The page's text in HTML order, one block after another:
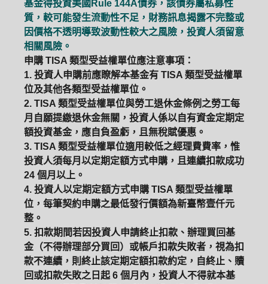
基金得投資美國Rule 144A債券，該債券屬私募性
質，較可能發生流動性不足，財務訊息揭露不完整或
因價格不透明導致波動性較大之風險，投資人須留意
相關風險。
申購 TISA 類型受益權單位應注意事項：
1. 投資人申購前應瞭解本基金有 TISA 類型受益權單
位及其他各類型受益權單位。
2. TISA 類型受益權單位與勞工退休金條例之勞工每
月自願提繳退休金無關，投資人係以自有資金定期定
額投資基金，應自負盈虧，且無稅賦優惠。
3. TISA 類型受益權單位適用較低之經理費費率，惟
投資人須每月以定期定額方式申購，且連續扣款成功
24 個月以上。
4. 投資人以定期定額方式申購 TISA 類型受益權單
位，每筆契約申購之最低發行價額為新臺幣壹仟元
整。
5. 扣款期間若因投資人申請終止扣款、辦理買回基
金（不得辦理部分買回）或帳戶扣款失敗者，視為扣
款不連續，則終止該定期定額扣款約定，自終止、贖
回或扣款失敗之日起 6 個月內，投資人不得就本基